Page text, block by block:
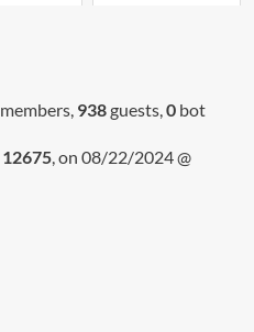
members, 938guests, 0bot
12675, on 08/22/2024 @